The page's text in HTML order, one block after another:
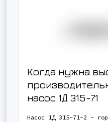
Когда нужна
насос 1Д 315-71
Насос 1Д 315-71-2 -